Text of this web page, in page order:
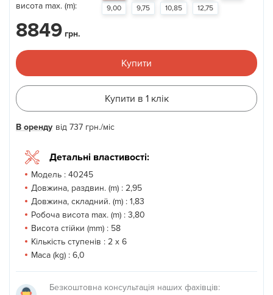
висота max. (m):
9,00
9,75 10,85 12,75
8849 грн.
Купити
Купити в 1 клік
В оренду від 737 грн./міс
Детальні властивості:
Модель : 40245
Довжина, раздвин. (m) : 2,95
Довжина, складний. (m) : 1,83
Робоча висота max. (m) : 3,80
Висота стійки (mm) : 58
Кількість ступенів : 2 x 6
Маса (kg) : 6,0
Безкоштовна консультація наших фахівців: